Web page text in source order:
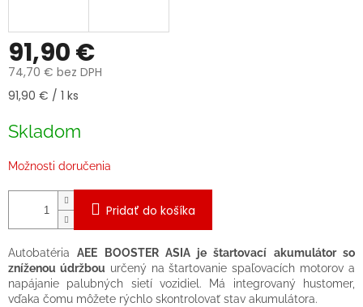
91,90 €
74,70 € bez DPH
Jednotková
91,90 € / 1 ks
Skladom
Možnosti doručenia
Pridať do košíka
AutobatériaAEE BOOSTER ASIA je štartovací akumulátor so
zníženou údržbou určený na štartovanie spaľovacích motorov a
napájanie palubných sietí vozidiel. Má integrovaný hustomer,
vďaka čomu môžete rýchlo skontrolovať stav akumulátora.